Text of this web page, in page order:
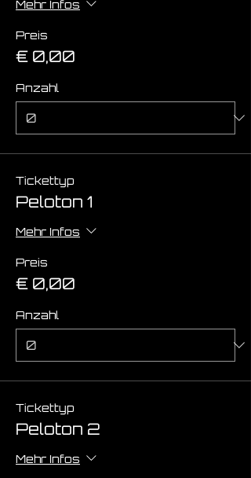
Mehr Infos
Preis
€ 0,00
Anzahl
Tickettyp
Peloton 1
Mehr Infos
Preis
€ 0,00
Anzahl
Tickettyp
Peloton 2
Mehr Infos